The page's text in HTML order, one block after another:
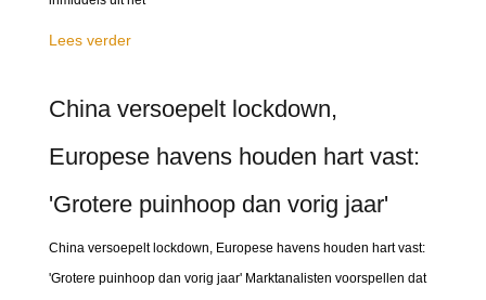
Lees verder
China versoepelt lockdown,
Europese havens houden hart vast:
'Grotere puinhoop dan vorig jaar'
China versoepelt lockdown, Europese havens houden hart vast:
'Grotere puinhoop dan vorig jaar' Marktanalisten voorspellen dat